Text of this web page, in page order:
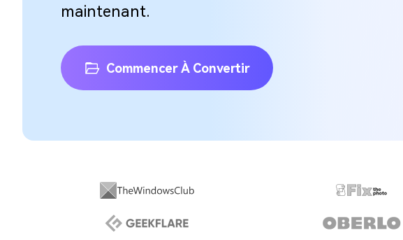
maintenant.
Commencer À Convertir